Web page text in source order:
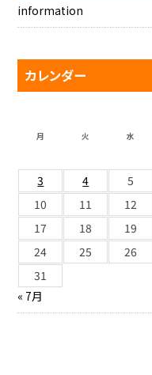
information
カレンダー
月 火 水
3
4 5
10
11 12
17
18 19
24
25 26
31
« 7月